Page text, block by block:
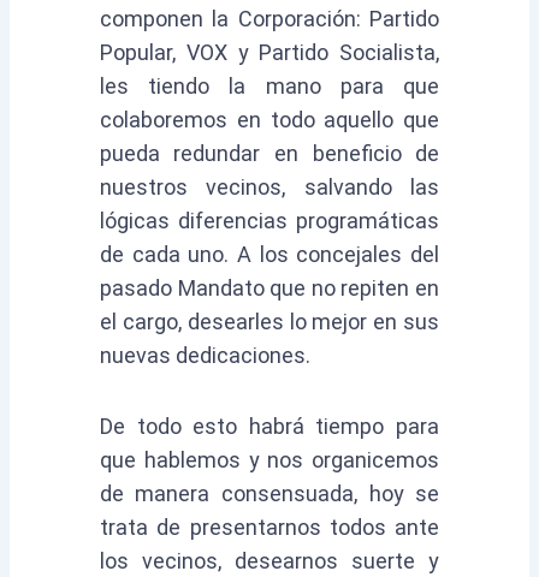
componen la Corporación: Partido
Popular, VOX y Partido Socialista,
les tiendo la mano para que
colaboremos en todo aquello que
pueda redundar en beneficio de
nuestros vecinos, salvando las
lógicas diferencias programáticas
de cada uno. A los concejales del
pasado Mandato que no repiten en
el cargo, desearles lo mejor en sus
nuevas dedicaciones.
De todo esto habrá tiempo para
que hablemos y nos organicemos
de manera consensuada, hoy se
trata de presentarnos todos ante
los vecinos, desearnos suerte y